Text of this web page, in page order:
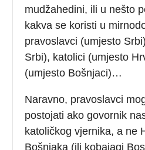
mudžahedini, ili u nešto
kakva se koristi u
pravoslavci (umjesto
Srbi), katolici (umjesto
(umjesto Bošnjaci)…
Naravno, pravoslavci
postojati ako govornik
katoličkog vjernika, a ne
Bošnjaka (ili kobajagi